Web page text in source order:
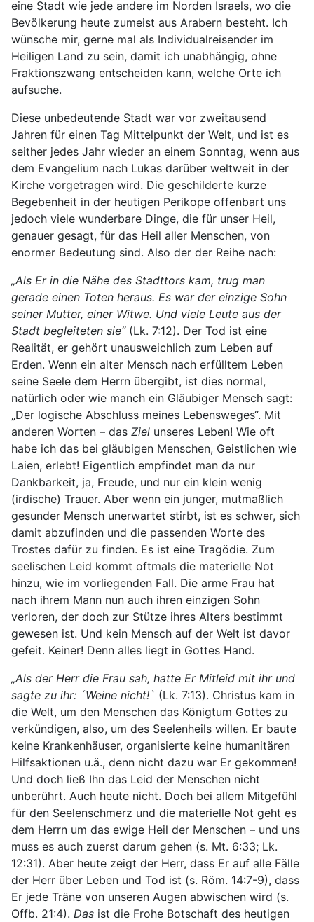
eine Stadt wie jede andere im Norden Israels, wo die
Bevölkerung heute zumeist aus Arabern besteht. Ich
wünsche mir, gerne mal als Individualreisender im
Heiligen Land zu sein, damit ich unabhängig, ohne
Fraktionszwang entscheiden kann, welche Orte ich
aufsuche.
Diese unbedeutende Stadt war vor zweitausend
Jahren für einen Tag Mittelpunkt der Welt, und ist es
seither jedes Jahr wieder an einem Sonntag, wenn aus
dem Evangelium nach Lukas darüber weltweit in der
Kirche vorgetragen wird. Die geschilderte kurze
Begebenheit in der heutigen Perikope offenbart uns
jedoch viele wunderbare Dinge, die für unser Heil,
genauer gesagt, für das Heil aller Menschen, von
enormer Bedeutung sind. Also der der Reihe nach:
„Als Er in die Nähe des Stadttors kam, trug man
gerade einen Toten heraus. Es war der einzige Sohn
seiner Mutter, einer Witwe. Und viele Leute aus der
Stadt begleiteten sie“(Lk. 7:12). Der Tod ist eine
Realität, er gehört unausweichlich zum Leben auf
Erden. Wenn ein alter Mensch nach erfülltem Leben
seine Seele dem Herrn übergibt, ist dies normal,
natürlich oder wie manch ein Gläubiger Mensch sagt:
„Der logische Abschluss meines Lebensweges“. Mit
anderen Worten – das Ziel unseres Leben! Wie oft
habe ich das bei gläubigen Menschen, Geistlichen wie
Laien, erlebt! Eigentlich empfindet man da nur
Dankbarkeit, ja, Freude, und nur ein klein wenig
(irdische) Trauer. Aber wenn ein junger, mutmaßlich
gesunder Mensch unerwartet stirbt, ist es schwer, sich
damit abzufinden und die passenden Worte des
Trostes dafür zu finden. Es ist eine Tragödie. Zum
seelischen Leid kommt oftmals die materielle Not
hinzu, wie im vorliegenden Fall. Die arme Frau hat
nach ihrem Mann nun auch ihren einzigen Sohn
verloren, der doch zur Stütze ihres Alters bestimmt
gewesen ist. Und kein Mensch auf der Welt ist davor
gefeit. Keiner! Denn alles liegt in Gottes Hand.
„Als der Herr die Frau sah, hatte Er Mitleid mit ihr und
sagte zu ihr: ´Weine nicht!` (Lk. 7:13). Christus kam in
die Welt, um den Menschen das Königtum Gottes zu
verkündigen, also, um des Seelenheils willen. Er baute
keine Krankenhäuser, organisierte keine humanitären
Hilfsaktionen u.ä., denn nicht dazu war Er gekommen!
Und doch ließ Ihn das Leid der Menschen nicht
unberührt. Auch heute nicht. Doch bei allem Mitgefühl
für den Seelenschmerz und die materielle Not geht es
dem Herrn um das ewige Heil der Menschen – und uns
muss es auch zuerst darum gehen (s. Mt. 6:33; Lk.
12:31). Aber heute zeigt der Herr, dass Er auf alle Fälle
der Herr über Leben und Tod ist (s. Röm. 14:7-9), dass
Er jede Träne von unseren Augen abwischen wird (s.
Offb. 21:4). Das ist die Frohe Botschaft des heutigen